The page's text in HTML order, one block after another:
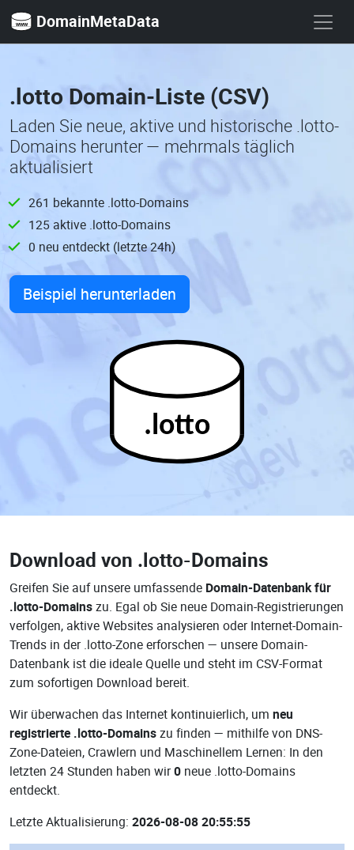
DomainMetaData
.lotto Domain-Liste (CSV)
Laden Sie neue, aktive und historische .lotto-
Domains herunter — mehrmals täglich
aktualisiert
261 bekannte .lotto-Domains
125 aktive .lotto-Domains
0 neu entdeckt (letzte 24h)
Beispiel herunterladen
.lotto
Download von .lotto-Domains
Greifen Sie auf unsere umfassende Domain-Datenbank für
.lotto-Domainszu. Egal ob Sie neue Domain-Registrierungen
verfolgen, aktive Websites analysieren oder Internet-Domain-
Trends in der .lotto-Zone erforschen — unsere Domain-
Datenbank ist die ideale Quelle und steht im CSV-Format
zum sofortigen Download bereit.
Wir überwachen das Internet kontinuierlich, um neu
registrierte .lotto-Domainszu finden — mithilfe von DNS-
Zone-Dateien, Crawlern und Maschinellem Lernen: In den
letzten 24 Stunden haben wir0 neue .lotto-Domains
entdeckt.
Letzte Aktualisierung: 2026-08-08 20:55:55